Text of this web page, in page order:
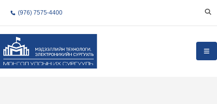
(976) 7575-4400